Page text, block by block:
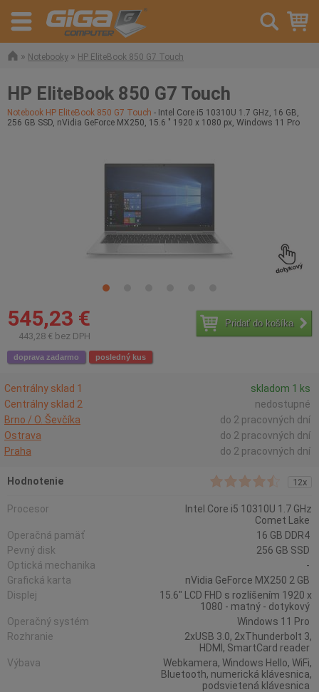
» Notebooky » HP EliteBook 850 G7 Touch
HP EliteBook 850 G7 Touch
Notebook HP EliteBook 850 G7 Touch - Intel Core i5 10310U 1.7 GHz, 16 GB,
256 GB SSD, nVidia GeForce MX250, 15.6 " 1920 x 1080 px, Windows 11 Pro
545,23 €
443,28 € bez DPH
Pridať do košíka
doprava zadarmo posledný kus
Centrálny sklad 1
skladom 1 ks
Centrálny sklad 2
nedostupné
Brno / O. Ševčíka
do 2 pracovných dní
Ostrava
do 2 pracovných dní
Praha
do 2 pracovných dní
Hodnotenie 12x
Procesor
Intel Core i5 10310U 1.7 GHz
Comet Lake
Operačná pamäť
16 GB DDR4
Pevný disk
256 GB SSD
Optická mechanika
-
Grafická karta
nVidia GeForce MX250 2 GB
Displej
15.6" LCD FHD s rozlíšením 1920 x
1080 - matný - dotykový
Operačný systém
Windows 11 Pro
Rozhranie
2xUSB 3.0, 2xThunderbolt 3,
HDMI, SmartCard reader
Výbava
Webkamera, Windows Hello, WiFi,
Bluetooth, numerická klávesnica,
podsvietená klávesnica